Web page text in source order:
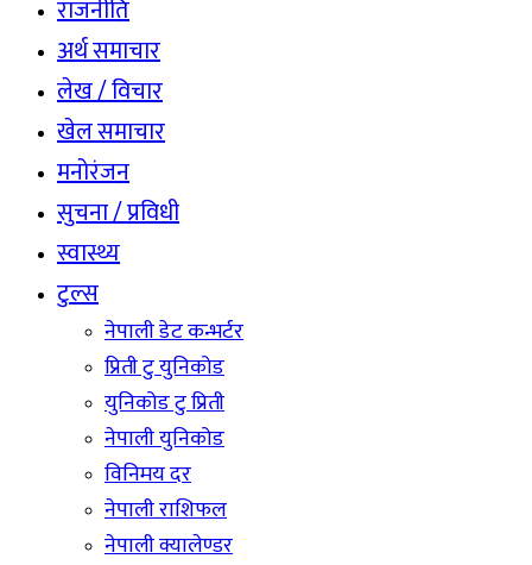
राजनीति
अर्थ समाचार
लेख / विचार
खेल समाचार
मनोरंजन
सुचना / प्रविधी
स्वास्थ्य
टुल्स
नेपाली डेट कन्भर्टर
प्रिती टु युनिकोड
युनिकोड टु प्रिती
नेपाली युनिकोड
विनिमय दर
नेपाली राशिफल
नेपाली क्यालेण्डर